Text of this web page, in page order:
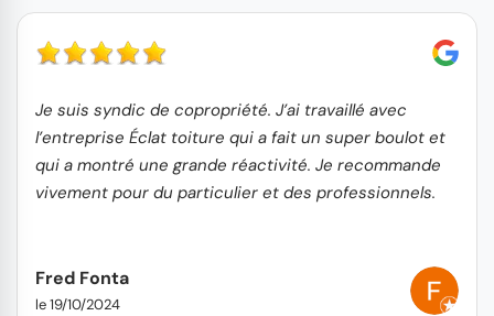
Je suis syndic de copropriété. J’ai travaillé avec
l’entreprise Éclat toiture qui a fait un super boulot et
qui a montré une grande réactivité. Je recommande
vivement pour du particulier et des professionnels.
Fred Fonta
le 19/10/2024